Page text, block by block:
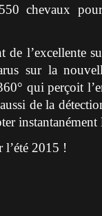
chevaux
l’excellente
sur la
qui perçoit
de la
instantanément
l’été 2015 !